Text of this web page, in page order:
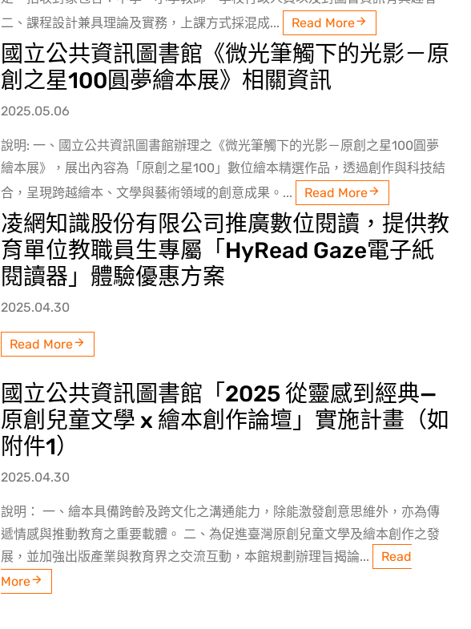
二、課程設計兼具理論及實務，上課方式採混成...
Read More
國立公共資訊圖書館《微光筆觸下的光影－原
創之星100圓夢繪本展》相關資訊
2025.05.06
說明: 一、國立公共資訊圖書館辦理之《微光筆觸下的光影－原創之星100圓夢
繪本展》，展出內容為「原創之星100」數位繪本精選作品，透過創作與科技結
合，呈現跨越繪本、文學與藝術領域的創意成果。...
Read More
凌網知識股份有限公司推廣數位閱讀，提供教
育單位教職員生專屬「HyRead Gaze電子紙
閱讀器」體驗優惠方案
2025.04.30
Read More
國立公共資訊圖書館「2025 從靈感到經典—
原創兒童文學 x 繪本創作論壇」實施計畫（如
附件1）
2025.04.30
說明： 一、繪本具備跨齡及跨文化之溝通能力，除能激發創意思維外，亦為傳
遞情感與推動教育之重要載體。 二、為促進臺灣原創兒童文學及繪本創作之發
展，並加強出版產業與教育界之交流互動，本館規劃辦理旨揭論...
Read
More